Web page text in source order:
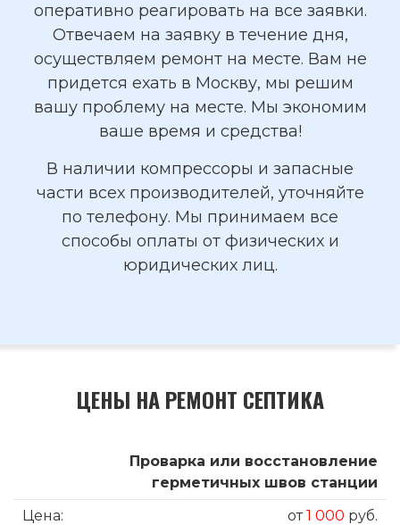
оперативно реагировать на все заявки.
Отвечаем на заявку в течение дня,
осуществляем ремонт на месте. Вам не
придется ехать в Москву, мы решим
вашу проблему на месте. Мы экономим
ваше время и средства!
В наличии компрессоры и запасные
части всех производителей, уточняйте
по телефону. Мы принимаем все
способы оплаты от физических и
юридических лиц.
ЦЕНЫ НА РЕМОНТ СЕПТИКА
Проварка или восстановление
герметичных швов станции
от1 000 руб.